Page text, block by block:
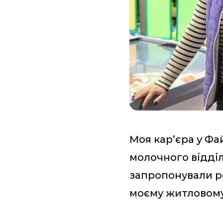
Моя кар’єра у
молочного
запропонували
моєму